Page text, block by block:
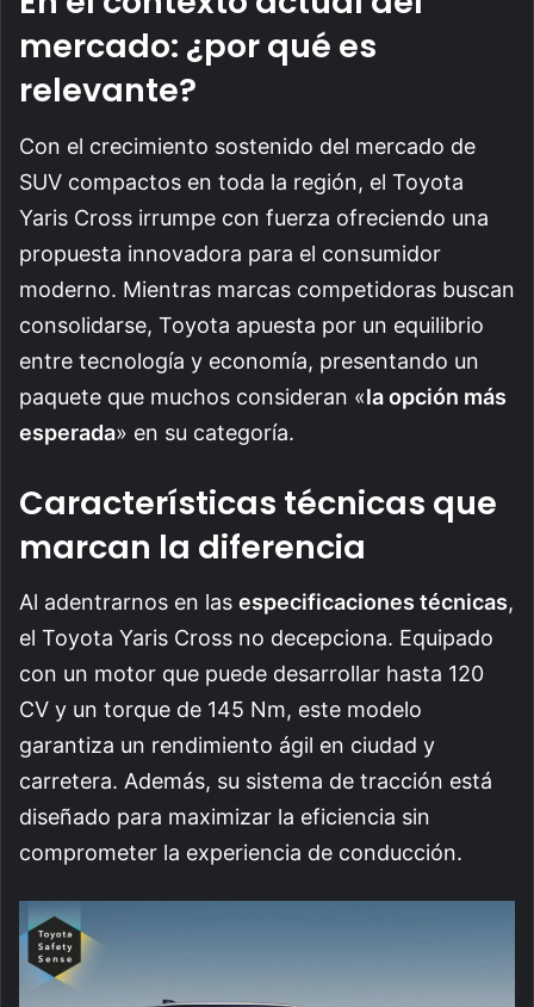
mercado: ¿por qué es
relevante?
Con el crecimiento sostenido del mercado de
SUV compactos en toda la región, el Toyota
Yaris Cross irrumpe con fuerza ofreciendo una
propuesta innovadora para el consumidor
moderno. Mientras marcas competidoras buscan
consolidarse, Toyota apuesta por un equilibrio
entre tecnología y economía, presentando un
paquete que muchos consideran «la opción más
esperada» en su categoría.
Características técnicas que
marcan la diferencia
Al adentrarnos en las especificaciones técnicas,
el Toyota Yaris Cross no decepciona. Equipado
con un motor que puede desarrollar hasta 120
CV y un torque de 145 Nm, este modelo
garantiza un rendimiento ágil en ciudad y
carretera. Además, su sistema de tracción está
diseñado para maximizar la eficiencia sin
comprometer la experiencia de conducción.